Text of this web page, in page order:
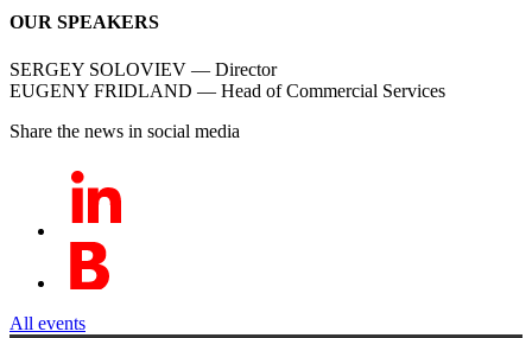
OUR SPEAKERS
SERGEY SOLOVIEV — Director
EUGENY FRIDLAND — Head of Commercial Services
Share the news in social media
All events